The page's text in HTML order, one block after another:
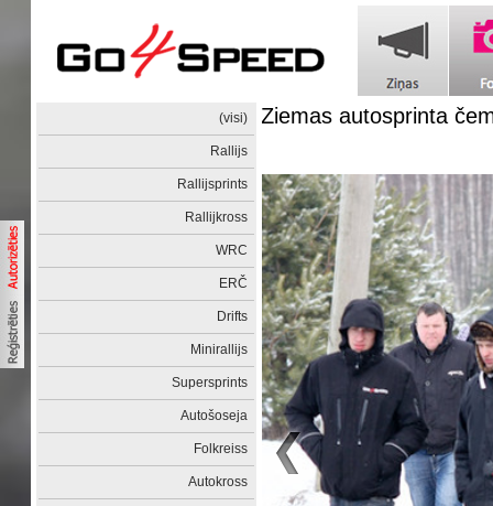
(visi)
Rallijs
Rallijsprints
Rallijkross
WRC
ERČ
Drifts
Minirallijs
Supersprints
Autošoseja
Folkreiss
Autokross
Ziemas autosprinta